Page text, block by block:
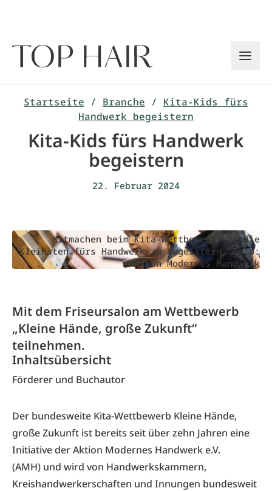
Startseite / Branche / Kita-Kids fürs
Handwerk begeistern
Kita-Kids fürs Handwerk
begeistern
22. Februar 2024
Mitmachen beim Kita-Wettbewerb, um die
Kleinsten fürs Handwerk zu begeistern, Foto:
Aktion Modernes Handwerk
Mit dem Friseursalon am Wettbewerb
„Kleine Hände, große Zukunft“
teilnehmen.
Inhaltsübersicht
Förderer und Buchautor
Der bundesweite Kita-Wettbewerb Kleine Hände,
große Zukunft ist bereits seit über zehn Jahren eine
Initiative derAktion Modernes Handwerk e.V.
(AMH) und wird von Handwerkskammern,
Kreishandwerkerschaften und Innungen bundesweit